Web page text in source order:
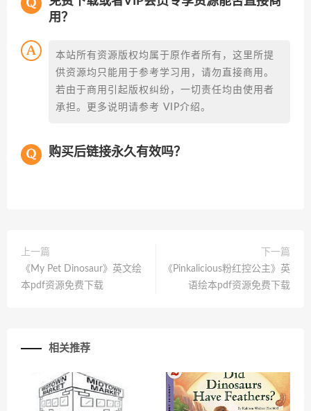
用？
本站所有资源版权均属于原作者所有，这里所提
供资源均只能用于参考学习用，请勿直接商用。
若由于商用引起版权纠纷，一切责任均由使用者
承担。更多说明请参考 VIP介绍。
购买后链接永久有效吗？
上一篇
《My Pet Dinosaur》英文绘
本pdf资源免费下载
下一篇
《Pinkalicious粉红控公主》英
语绘本pdf资源免费下载
相关推荐